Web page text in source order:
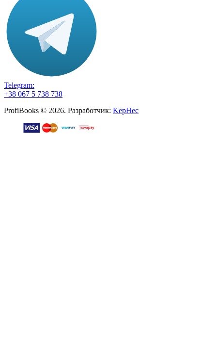
Telegram:
+38 067 5 738 738
ProfiBooks © 2026. Разработчик: KepHec